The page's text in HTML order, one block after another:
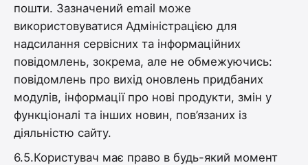
пошти. Зазначений email може
використовуватися Адміністрацією для
надсилання сервісних та інформаційних
повідомлень, зокрема, але не обмежуючись:
повідомлень про вихід оновлень придбаних
модулів, інформації про нові продукти, змін у
функціоналі та інших новин, пов’язаних із
діяльністю сайту.
6.5.Користувач має право в будь-який момент